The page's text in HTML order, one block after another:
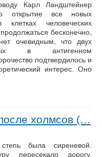
Карл Ландштейнер
открытие все новых
клетках человеческих
бесконечно,
очевидным, что двух
в антигенном
подтвердилось и
интерес. Оно
холмсов (…
была сиреневой.
пересекало дорогу.